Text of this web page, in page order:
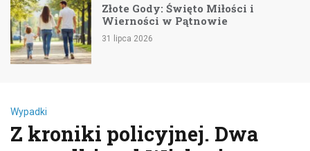
Złote Gody: Święto Miłości i
Wierności w Pątnowie
31 lipca 2026
Wypadki
Z kroniki policyjnej. Dwa